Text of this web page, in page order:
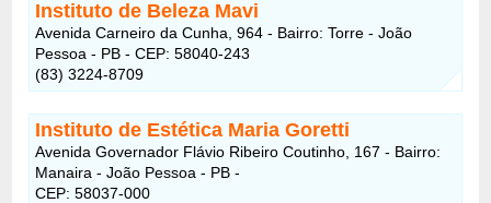
Instituto de Beleza Mavi
Avenida Carneiro da Cunha, 964 - Bairro: Torre - João
Pessoa - PB - CEP: 58040-243
(83) 3224-8709
Instituto de Estética Maria Goretti
Avenida Governador Flávio Ribeiro Coutinho, 167 - Bairro:
Manaira - João Pessoa - PB -
CEP: 58037-000